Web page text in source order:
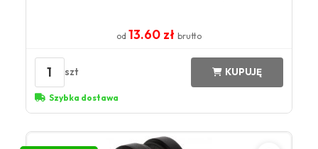
od 13.60 zł brutto
1 szt KUPUJĘ
Szybka dostawa